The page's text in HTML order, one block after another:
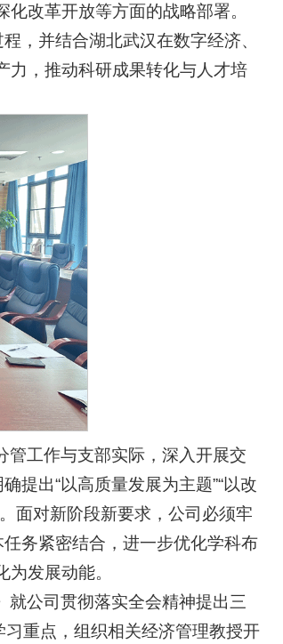
改革开放等方面的战略部署。
，并结合湖北武汉在数字经济、
力，推动科研成果转化与人才培
管工作与支部实际，深入开展交
提出“以高质量发展为主题”“以改
面对新阶段新要求，公司必须牢
务紧密结合，进一步优化学科布
发展动能。
公司贯彻落实全会精神提出三
重点，组织相关经济管理教授开